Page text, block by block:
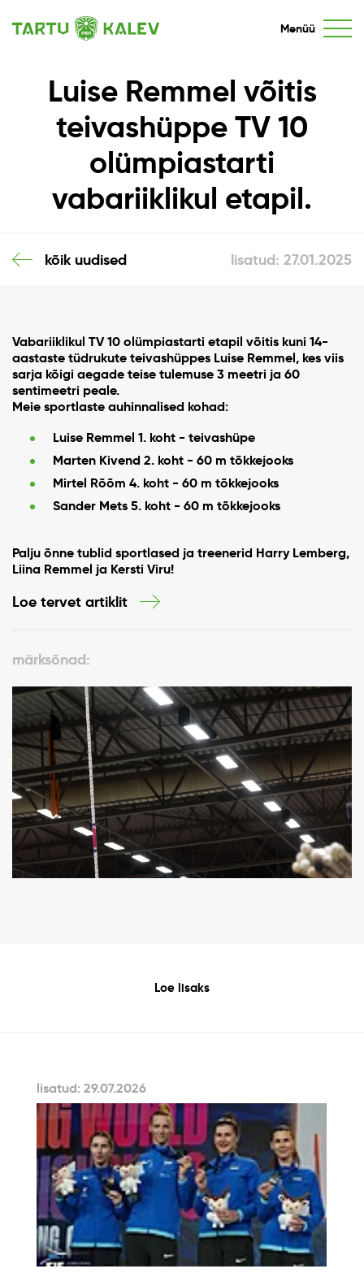
Menüü
Luise Remmel võitis
teivashüppe TV 10
olümpiastarti
vabariiklikul etapil.
kõik uudised lisatud: 27.01.2025
Vabariiklikul TV 10 olümpiastarti etapil võitis kuni 14-
aastaste tüdrukute teivashüppes Luise Remmel, kes viis
sarja kõigi aegade teise tulemuse 3 meetri ja 60
sentimeetri peale.
Meie sportlaste auhinnalised kohad:
Luise Remmel 1. koht - teivashüpe
Marten Kivend 2. koht -60 m tõkkejooks
Mirtel Rõõm 4. koht - 60 m tõkkejooks
Sander Mets 5. koht -60 m tõkkejooks
Palju õnne tublid sportlased ja treenerid Harry Lemberg,
Liina Remmel ja Kersti Viru!
Loe tervet artiklit
märksõnad:
Loe lisaks
lisatud: 29.07.2026